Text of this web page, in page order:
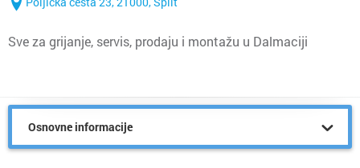
Sve za grijanje, servis, prodaju i montažu u Dalmaciji
Osnovne informacije